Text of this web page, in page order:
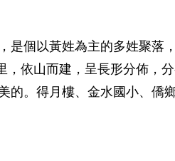
是個以黃姓為主的多姓聚
依山而建，呈長形分佈，
。得月樓、金水國小、僑